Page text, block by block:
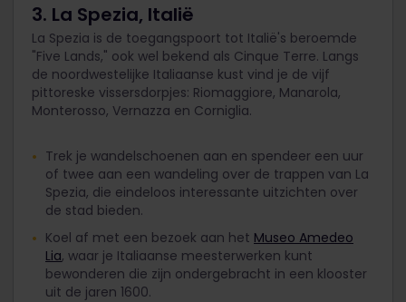
3. La Spezia, Italië
La Spezia is de toegangspoort tot Italië's beroemde
"Five Lands," ook wel bekend als Cinque Terre. Langs
de noordwestelijke Italiaanse kust vind je de vijf
pittoreske vissersdorpjes: Riomaggiore, Manarola,
Monterosso, Vernazza en Corniglia.
Trek je wandelschoenen aan en spendeer een uur
of twee aan een wandeling over de trappen van La
Spezia, die eindeloos interessante uitzichten over
de stad bieden.
Koel af met een bezoek aan het Museo Amedeo
Lia, waar je Italiaanse meesterwerken kunt
bewonderen die zijn ondergebracht in een klooster
uit de jaren 1600.